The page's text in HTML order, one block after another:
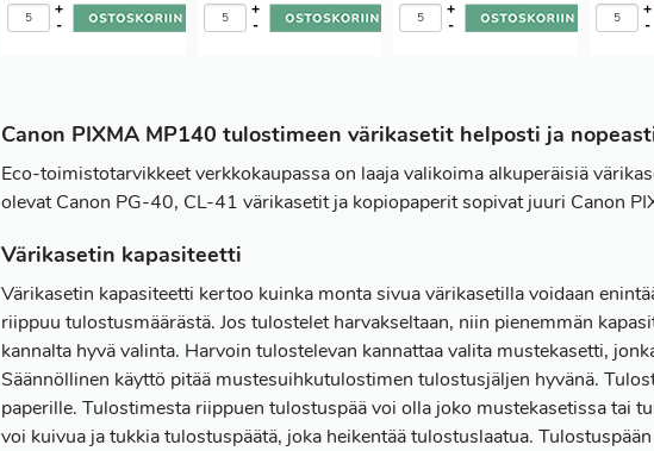
-
+
-
+
-
+
-
+
Canon PIXMA MP140 tulostimeen värikasetit helposti ja
Eco-toimistotarvikkeet verkkokaupassa on laaja valikoima alkuperäisiä
olevat Canon PG-40, CL-41 värikasetit ja kopiopaperit sopivat juuri Canon
Värikasetin kapasiteetti
Värikasetin kapasiteetti kertoo kuinka monta sivua värikasetilla voidaan
riippuu tulostusmäärästä. Jos tulostelet harvakseltaan, niin pienemmän
kannalta hyvä valinta. Harvoin tulostelevan kannattaa valita mustekasetti,
Säännöllinen käyttö pitää mustesuihkutulostimen tulostusjäljen hyvänä.
paperille. Tulostimesta riippuen tulostuspää voi olla joko mustekasetissa tai
voi kuivua ja tukkia tulostuspäätä, joka heikentää tulostuslaatua.